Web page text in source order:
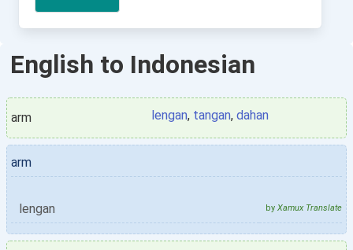
English to Indonesian
arm lengan, tangan, dahan
arm
lengan by Xamux Translate